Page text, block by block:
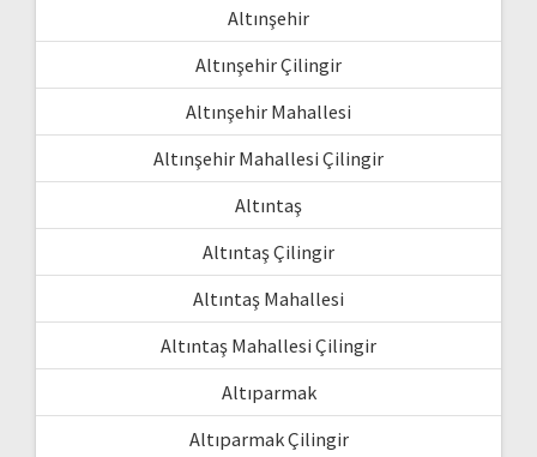
Altınşehir
Altınşehir Çilingir
Altınşehir Mahallesi
Altınşehir Mahallesi Çilingir
Altıntaş
Altıntaş Çilingir
Altıntaş Mahallesi
Altıntaş Mahallesi Çilingir
Altıparmak
Altıparmak Çilingir